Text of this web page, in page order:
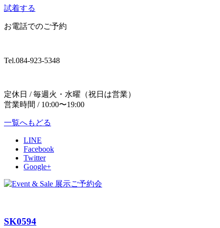
試着する
お電話でのご予約
Tel.084-923-5348
定休日 / 毎週火・水曜（祝日は営業）
営業時間 / 10:00〜19:00
一覧へもどる
LINE
Facebook
Twitter
Google+
SK0594